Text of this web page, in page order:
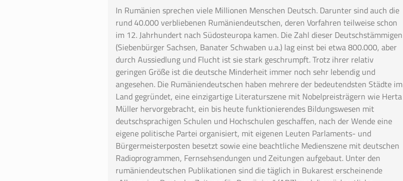
In Rumänien sprechen viele Millionen Menschen Deutsch. Darunter sind auch die
rund 40.000 verbliebenen Rumäniendeutschen, deren Vorfahren teilweise schon
im 12. Jahrhundert nach Südosteuropa kamen. Die Zahl dieser Deutschstämmigen
(Siebenbürger Sachsen, Banater Schwaben u.a.) lag einst bei etwa 800.000, aber
durch Aussiedlung und Flucht ist sie stark geschrumpft. Trotz ihrer relativ
geringen Größe ist die deutsche Minderheit immer noch sehr lebendig und
angesehen. Die Rumäniendeutschen haben mehrere der bedeutendsten Städte im
Land gegründet, eine einzigartige Literaturszene mit Nobelpreisträgern wie Herta
Müller hervorgebracht, ein bis heute funktionierendes Bildungswesen mit
deutschsprachigen Schulen und Hochschulen geschaffen, nach der Wende eine
eigene politische Partei organisiert, mit eigenen Leuten Parlaments- und
Bürgermeisterposten besetzt sowie eine beachtliche Medienszene mit deutschen
Radioprogrammen, Fernsehsendungen und Zeitungen aufgebaut. Unter den
rumäniendeutschen Publikationen sind die täglich in Bukarest erscheinende